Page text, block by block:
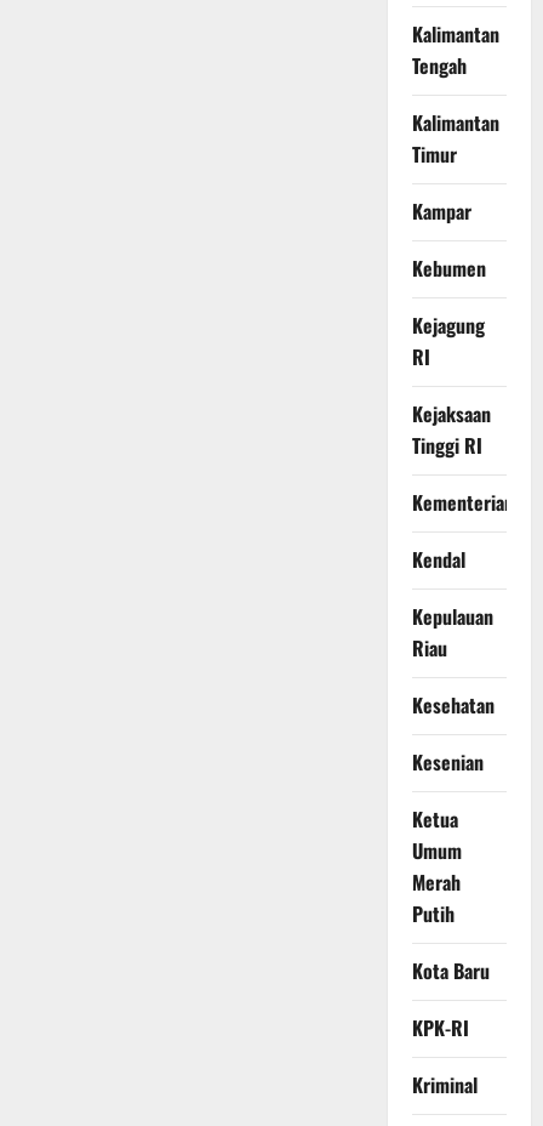
Kalimantan
Tengah
Kalimantan
Timur
Kampar
Kebumen
Kejagung
RI
Kejaksaan
Tinggi RI
Kementerian
Kendal
Kepulauan
Riau
Kesehatan
Kesenian
Ketua
Umum
Merah
Putih
Kota Baru
KPK-RI
Kriminal